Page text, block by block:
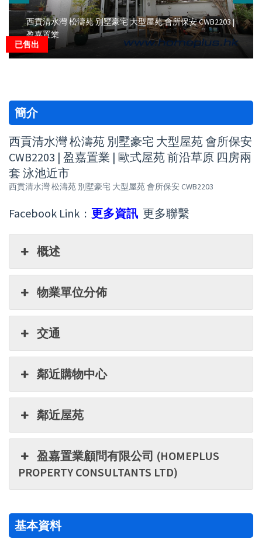
已售出
西貢清水灣 松濤苑 別墅豪宅 大型屋苑 會所保安 CWB2203 |
盈嘉置業
簡介
西貢清水灣 松濤苑 別墅豪宅 大型屋苑 會所保安
CWB2203 | 盈嘉置業 | 歐式屋苑 前沿草原 四房兩
套 泳池近市
西貢清水灣 松濤苑 別墅豪宅 大型屋苑 會所保安 CWB2203
Facebook Link : 更多資訊 更多聯繫
概述
物業單位分佈
交通
鄰近購物中心
鄰近屋苑
盈嘉置業顧問有限公司 (HOMEPLUS
PROPERTY CONSULTANTS LTD)
基本資料